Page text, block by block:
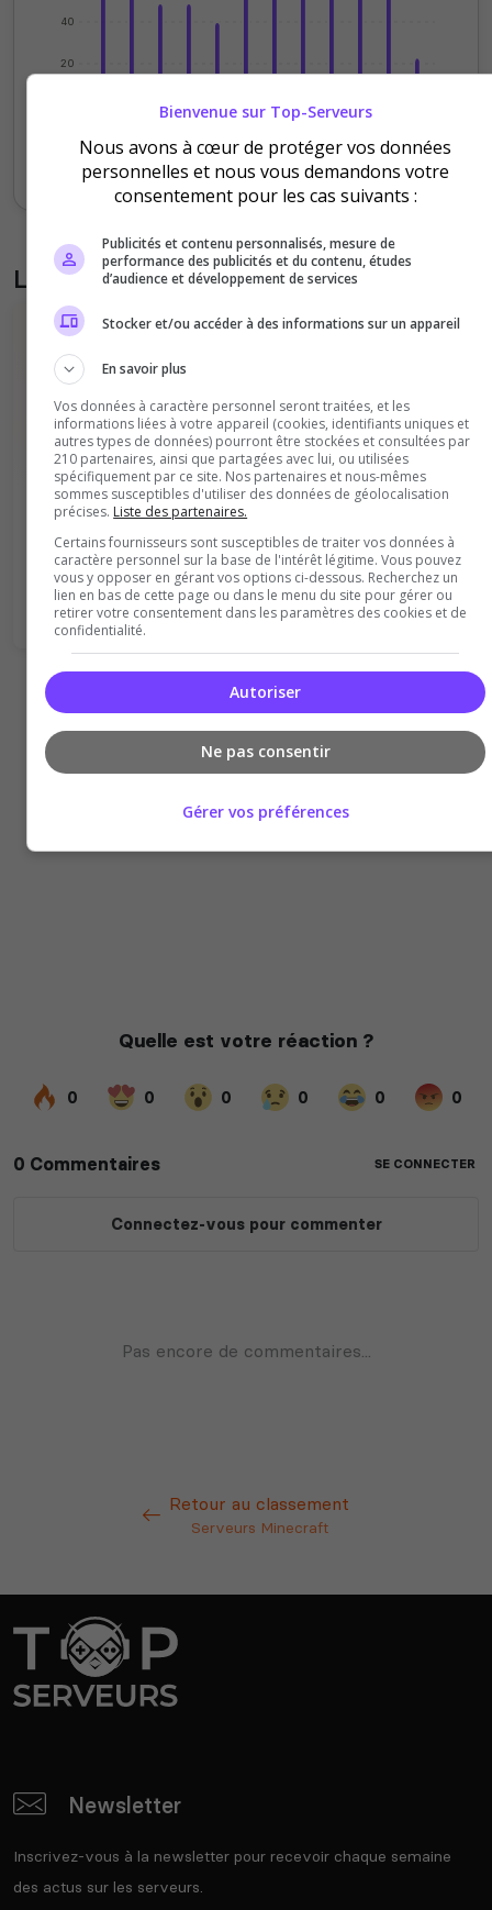
20
40
Avr
Votes Clics
Liste des avis du serveur
Il n'y a pas encore d'avis sur ce serveur.
Qualité
Staff du serveur
Ambiance
Donner le premier avis
Retour au classement
Serveurs Minecraft
Newsletter
Inscrivez-vous à la newsletter pour recevoir chaque semaine
des actus sur les serveurs.
Bienvenue sur Top-Serveurs
Nous avons à cœur de protéger vos données
personnelles et nous vous demandons votre
consentement pour les cas suivants :
Publicités et contenu personnalisés, mesure de
performance des publicités et du contenu, études
d’audience et développement de services
Stocker et/ou accéder à des informations sur un appareil
En savoir plus
Vos données à caractère personnel seront traitées, et les
informations liées à votre appareil (cookies, identifiants uniques et
autres types de données) pourront être stockées et consultées par
210 partenaires, ainsi que partagées avec lui, ou utilisées
spécifiquement par ce site. Nos partenaires et nous-mêmes
sommes susceptibles d'utiliser des données de géolocalisation
précises. Liste des partenaires.
Certains fournisseurs sont susceptibles de traiter vos données à
caractère personnel sur la base de l'intérêt légitime. Vous pouvez
vous y opposer en gérant vos options ci-dessous. Recherchez un
lien en bas de cette page ou dans le menu du site pour gérer ou
retirer votre consentement dans les paramètres des cookies et de
confidentialité.
Autoriser
Ne pas consentir
Gérer vos préférences